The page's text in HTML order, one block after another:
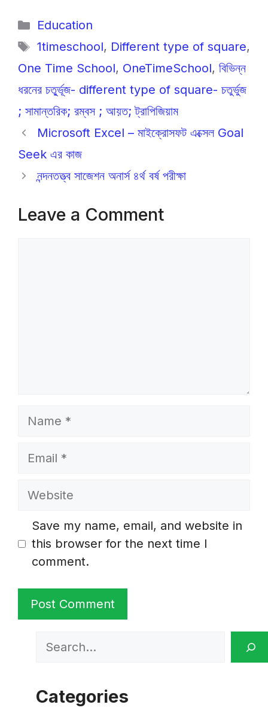
c
e
b
o
o
k
at
s
A
p
p
gr
a
m
e
n
g
er
Li
n
k
Categories
Education
Tags
1timeschool, Different type of square,
One Time School, OneTimeSchool, বিভিন্ন
ধরনের চতু্র্ভূজ- different type of square- চতুর্ভুজ
; সামান্তরিক; রম্বস ; আয়ত; ট্রাপিজিয়াম
Microsoft Excel – মাইক্রোসফট এক্সেল Goal
Seek এর কাজ
নন্দনতত্ত্ব সাজেশন অনার্স ৪র্থ বর্ষ পরীক্ষা
Leave a Comment
Name
Email
Website
Save my name, email, and website in
this browser for the next time I
comment.
Search
Categories